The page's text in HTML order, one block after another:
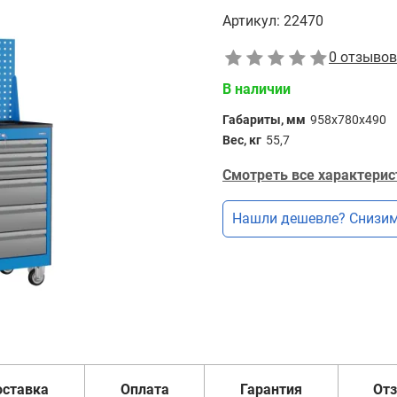
Артикул: 22470
0 отзывов
В наличии
Габариты, мм 958х780х490
Вес, кг 55,7
Смотреть все
Нашли дешевле?
Оплата Гарантия